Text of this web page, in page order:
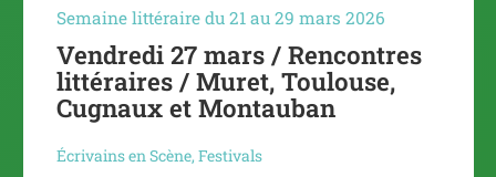
Semaine littéraire du 21 au 29 mars 2026
Vendredi 27 mars / Rencontres
littéraires / Muret, Toulouse,
Cugnaux et Montauban
Écrivains en Scène, Festivals